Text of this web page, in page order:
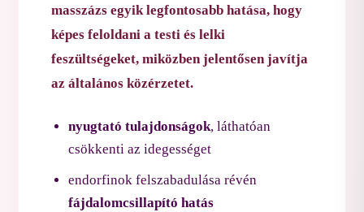
masszázs egyik legfontosabb hatása, hogy
képes feloldani a testi és lelki
feszültségeket, miközben jelentősen javítja
az általános közérzetet.
nyugtató tulajdonságok, láthatóan
csökkenti az idegességet
endorfinok felszabadulása révén
fájdalomcsillapító hatás